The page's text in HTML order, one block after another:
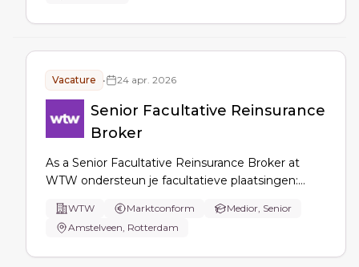
Vacature • 24 apr. 2026
Senior Facultative Reinsurance
Broker
As a Senior Facultative Reinsurance Broker at
WTW ondersteun je facultatieve plaatsingen:
onderhandelingen over voorwaarden,
portefeuillebeheer en afstemming met interne
WTW Marktconform
Medior, Senior
Amstelveen, Rotterdam